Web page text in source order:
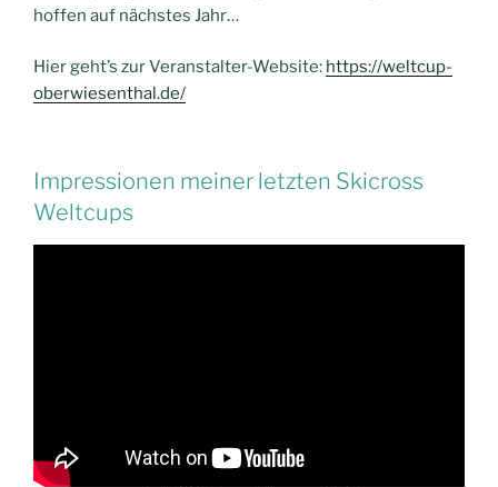
hoffen auf nächstes Jahr…
Hier geht’s zur Veranstalter-Website: https://weltcup-
oberwiesenthal.de/
Impressionen meiner letzten Skicross
Weltcups